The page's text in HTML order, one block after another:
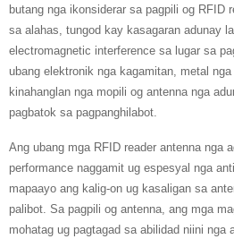
butang nga ikonsiderar sa pagpili og RFID
sa alahas, tungod kay kasagaran adunay
electromagnetic interference sa lugar sa
ubang elektronik nga kagamitan, metal
kinahanglan nga mopili og antenna nga
pagbatok sa pagpanghilabot.
Ang ubang mga RFID reader antenna nga
performance naggamit ug espesyal nga
mapaayo ang kalig-on ug kasaligan sa
palibot. Sa pagpili og antenna, ang mga
mohatag ug pagtagad sa abilidad niini nga